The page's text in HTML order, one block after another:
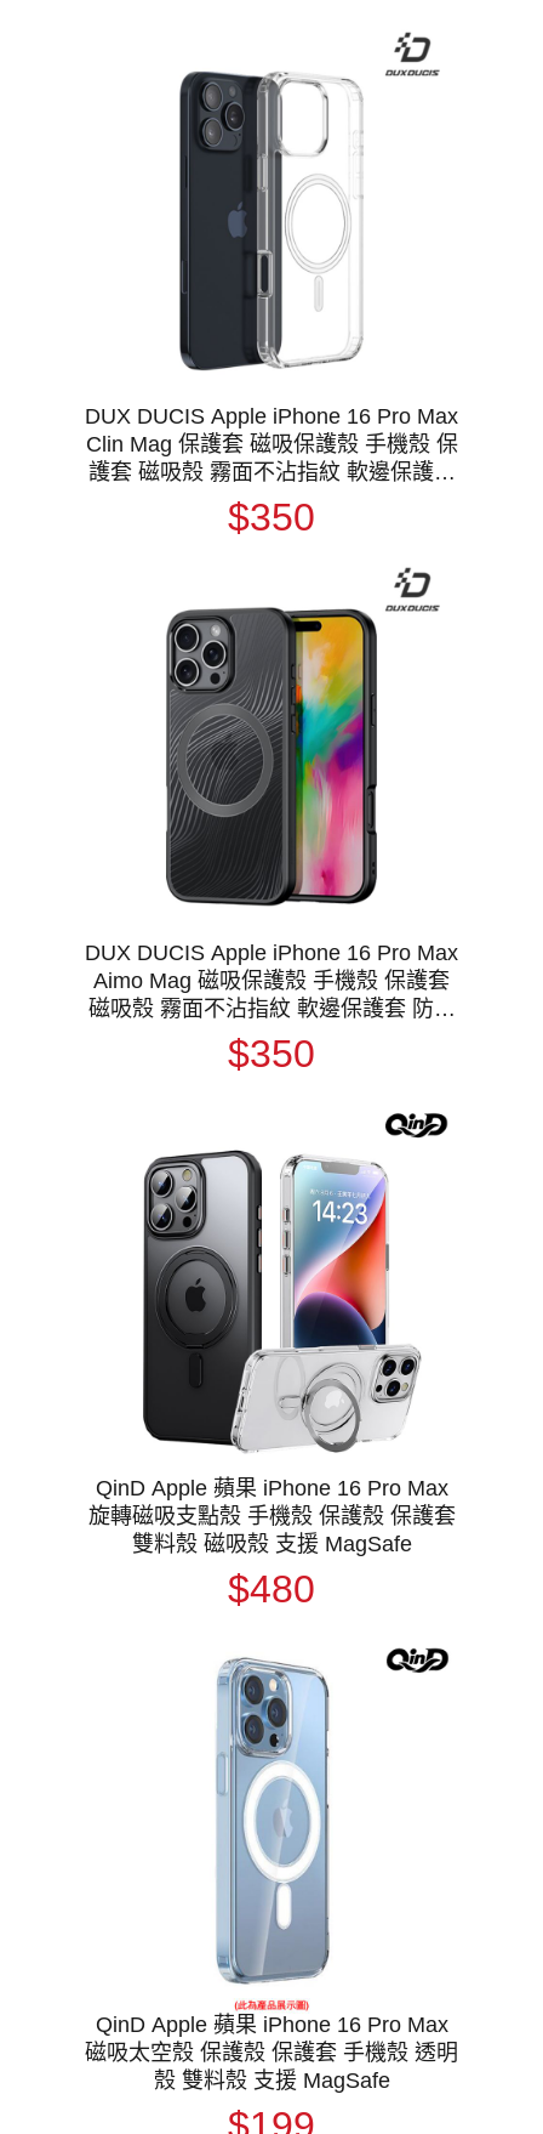
DUX DUCIS Apple iPhone 16 Pro Max
Clin Mag 保護套 磁吸保護殼 手機殼 保
護套 磁吸殼 霧面不沾指紋 軟邊保護套
防摔殼 防摔套 MagSafe
$350
DUX DUCIS Apple iPhone 16 Pro Max
Aimo Mag 磁吸保護殼 手機殼 保護套
磁吸殼 霧面不沾指紋 軟邊保護套 防摔
殼 防摔套 MagSafe
$350
QinD Apple 蘋果 iPhone 16 Pro Max
旋轉磁吸支點殼 手機殼 保護殼 保護套
雙料殼 磁吸殼 支援 MagSafe
$480
QinD Apple 蘋果 iPhone 16 Pro Max
磁吸太空殼 保護殼 保護套 手機殼 透明
殼 雙料殼 支援 MagSafe
$199